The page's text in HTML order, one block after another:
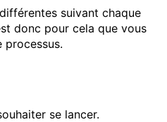
suivant chaque
donc pour cela que vous
processus.
se lancer.